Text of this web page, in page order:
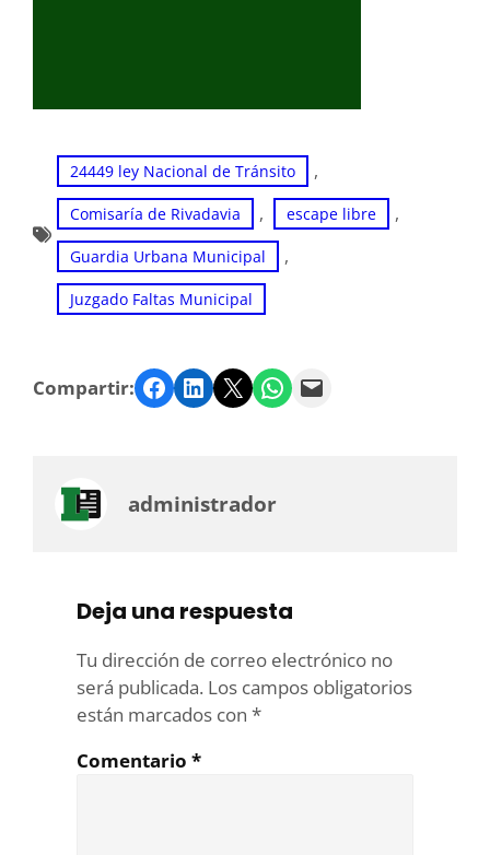
24449 ley Nacional de Tránsito ,
Comisaría de Rivadavia , escape libre ,
Guardia Urbana Municipal ,
Juzgado Faltas Municipal
Compartir: Facebook LinkedIn Twitter WhatsApp Email
administrador
Deja una respuesta
Tu dirección de correo electrónico no
será publicada. Los campos obligatorios
están marcados con *
Comentario *